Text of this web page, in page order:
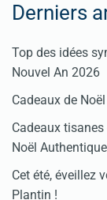
Derniers
Top des idées
Nouvel An 2026
Cadeaux de
Cadeaux
Noël Authentique
Cet été, éveillez
Plantin !